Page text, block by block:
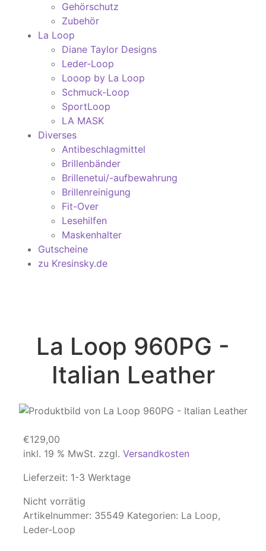
Gehörschutz
Zubehör
La Loop
Diane Taylor Designs
Leder-Loop
Looop by La Loop
Schmuck-Loop
SportLoop
LA MASK
Diverses
Antibeschlagmittel
Brillenbänder
Brillenetui/-aufbewahrung
Brillenreinigung
Fit-Over
Lesehilfen
Maskenhalter
Gutscheine
zu Kresinsky.de
La Loop 960PG -
Italian Leather
€129,00
inkl. 19 % MwSt. zzgl. Versandkosten
Lieferzeit: 1-3 Werktage
Nicht vorrätig
Artikelnummer: 35549 Kategorien: La Loop,
Leder-Loop